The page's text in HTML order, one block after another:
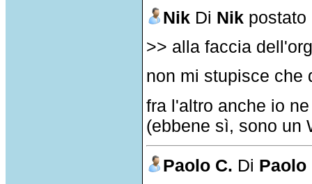
Nik Di Nik postato
>> alla faccia
non mi stupisce che
fra l'altro anche io
(ebbene sì, sono un
Paolo C. Di Paolo